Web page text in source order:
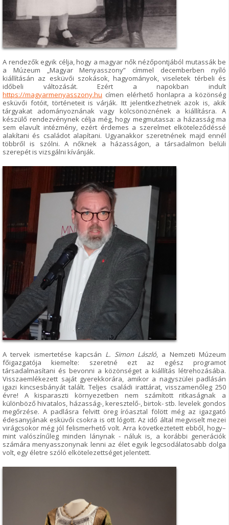
A rendezők egyik célja, hogy a magyar nők nézőpontjából mutassák be
a Múzeum „Magyar Menyasszony” címmel decemberben nyíló
kiállításán az esküvői szokások, hagyományok, viseletek térbeli és
időbeli változását. Ezért a napokban indult
https://magyarmenyasszony.hu címen elérhető honlapra a közönség
esküvői fotóit, történeteit is várják. Itt jelentkezhetnek azok is, akik
tárgyakat adományoznának vagy kölcsönöznének a kiállításra. A
készülő rendezvénynek célja még, hogy megmutassa: a házasság ma
sem elavult intézmény, ezért érdemes a szerelmet elköteleződéssé
alakítani és családot alapítani. Ugyanakkor szeretnének majd ennél
többről is szólni. A nőknek a házasságon, a társadalmon belüli
szerepét is vizsgálni kívánják.
A tervek ismertetése kapcsán L. Simon László, a Nemzeti Múzeum
főigazgatója kiemelte: szeretné ezt az egész programot
társadalmasítani és bevonni a közönséget a kiállítás létrehozásába.
Visszaemlékezett saját gyerekkorára, amikor a nagyszülei padlásán
igazi kincsesbányát talált. Teljes családi irattárat, visszamenőleg 250
évre! A kisparaszti környezetben nem számított ritkaságnak a
különböző hivatalos, házasság-, keresztelő-, birtok- stb. levelek gondos
megőrzése. A padlásra felvitt öreg íróasztal fölött még az igazgató
édesanyjának esküvői csokra is ott lógott. Az idő által megviselt mezei
virágcsokor még jól felismerhető volt. Arra következtetett ebből, hogy–
mint valószínűleg minden lánynak - náluk is, a korábbi generációk
számára menyasszonynak lenni az élet egyik legcsodálatosabb dolga
volt, egy életre szóló elkötelezettséget jelentett.